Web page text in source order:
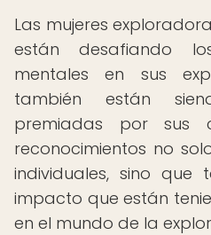
Las mujeres
están desafiando
mentales en sus
también están
premiadas por sus
reconocimientos no
individuales, sino que
impacto que están
en el mundo de la